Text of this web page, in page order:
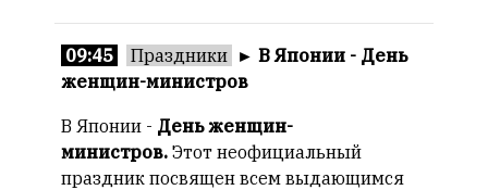
Главный
редактор
Геворкян
09:45 Праздники ► В Японии - День
женщин-министров
В Японии - День женщин-
министров. Этот неофициальный
праздник посвящен всем выдающимся